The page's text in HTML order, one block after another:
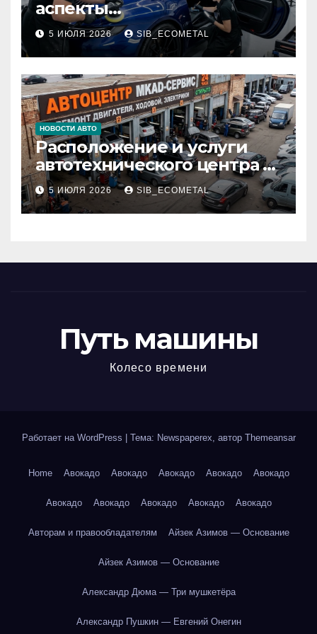
аспекты
профессионального
детейлинга кузова и
салона
5 ИЮЛЯ 2026 SIB_ECOMETAL
НОВОСТИ АВТО
Расположение и услуги
автотехнического центра в
районе 84-го километра
МКАД
5 ИЮЛЯ 2026 SIB_ECOMETAL
Путь машины
Колесо времени
Работает на WordPress Тема: Newspaperex, автор Themeansar
Home Авокадо Авокадо Авокадо Авокадо Авокадо
Авокадо Авокадо Авокадо Авокадо Авокадо
Авторам и правообладателям Айзек Азимов — Основание
Айзек Азимов — Основание
Александр Дюма — Три мушкетёра
Александр Пушкин — Евгений Онегин